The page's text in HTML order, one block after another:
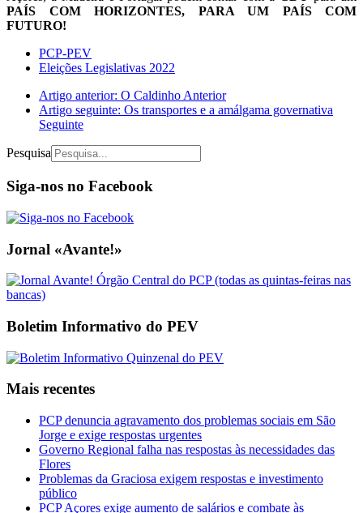
PAÍS COM HORIZONTES, PARA UM PAÍS COM
FUTURO!
PCP-PEV
Eleições Legislativas 2022
Artigo anterior: O CaldinhoAnterior
Artigo seguinte: Os transportes e a amálgama governativa
Seguinte
Pesquisa
Siga-nos no Facebook
Jornal «Avante!»
Boletim Informativo do PEV
Mais recentes
PCP denuncia agravamento dos problemas sociais em São
Jorge e exige respostas urgentes
Governo Regional falha nas respostas às necessidades das
Flores
Problemas da Graciosa exigem respostas e investimento
público
PCP Açores exige aumento de salários e combate às